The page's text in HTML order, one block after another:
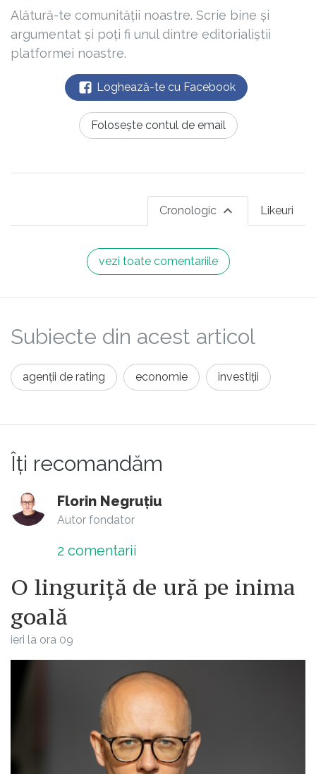
Alătură-te comunității noastre. Scrie bine și
argumentat și poți fi unul dintre editorialiștii
platformei noastre.
Loghează-te cu Facebook
Folosește contul de email
Likeuri
Cronologic
vezi toate comentariile
Subiecte din acest articol
agenții de rating economie investiții
Îți recomandăm
Florin Negruțiu
Autor fondator
2 comentarii
O linguriță de ură pe inima
goală
ieri la ora 09